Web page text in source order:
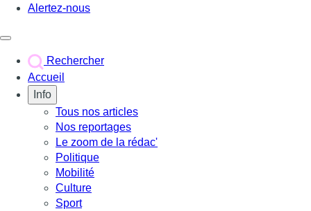
Alertez-nous
Rechercher
Accueil
Info
Tous nos articles
Nos reportages
Le zoom de la rédac'
Politique
Mobilité
Culture
Sport